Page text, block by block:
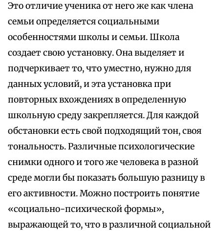
Это отличие ученика от него же как члена
семьи определяется социальными
особенностями школы и семьи. Школа
создает свою установку. Она выделяет и
подчеркивает то, что уместно, нужно для
данных условий, и эта установка при
повторных вхождениях в определенную
школьную среду закрепляется. Для каждой
обстановки есть свой подходящий тон, своя
тональность. Различные психологические
снимки одного и того же человека в разной
среде могли бы показать большую разницу в
его активности. Можно построить понятие
«социально-психической формы»,
выражающей то, что в различной социальной